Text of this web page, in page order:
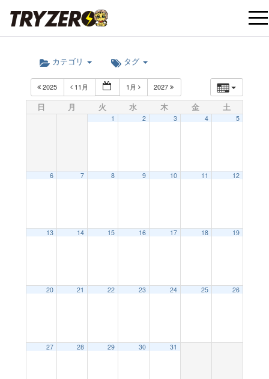
t
カテゴリ タグ
2025 11月 1月 2027
日 月 火 水 木 金 土
1 2 3 4 5
6 7 8 9 10 11 12
13 14 15 16 17 18 19
20 21 22 23 24 25 26
27 28 29 30 31